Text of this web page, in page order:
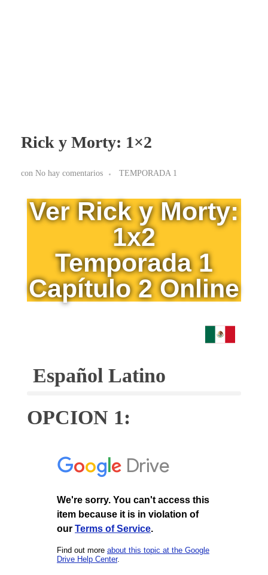
Rick y Morty: 1×2
con No hay comentarios TEMPORADA 1
Ver Rick y Morty:
1x2
Temporada 1
Capítulo 2 Online
Español Latino
OPCION 1: